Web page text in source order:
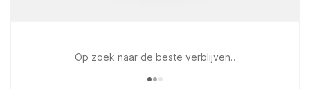
Op zoek naar de beste verblijven..